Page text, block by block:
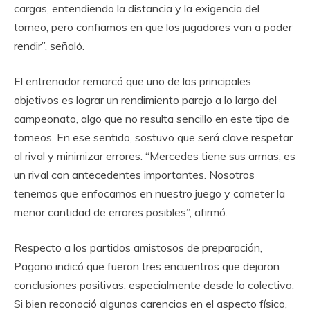
cargas, entendiendo la distancia y la exigencia del
torneo, pero confiamos en que los jugadores van a poder
rendir”, señaló.
El entrenador remarcó que uno de los principales
objetivos es lograr un rendimiento parejo a lo largo del
campeonato, algo que no resulta sencillo en este tipo de
torneos. En ese sentido, sostuvo que será clave respetar
al rival y minimizar errores. “Mercedes tiene sus armas, es
un rival con antecedentes importantes. Nosotros
tenemos que enfocarnos en nuestro juego y cometer la
menor cantidad de errores posibles”, afirmó.
Respecto a los partidos amistosos de preparación,
Pagano indicó que fueron tres encuentros que dejaron
conclusiones positivas, especialmente desde lo colectivo.
Si bien reconoció algunas carencias en el aspecto físico,